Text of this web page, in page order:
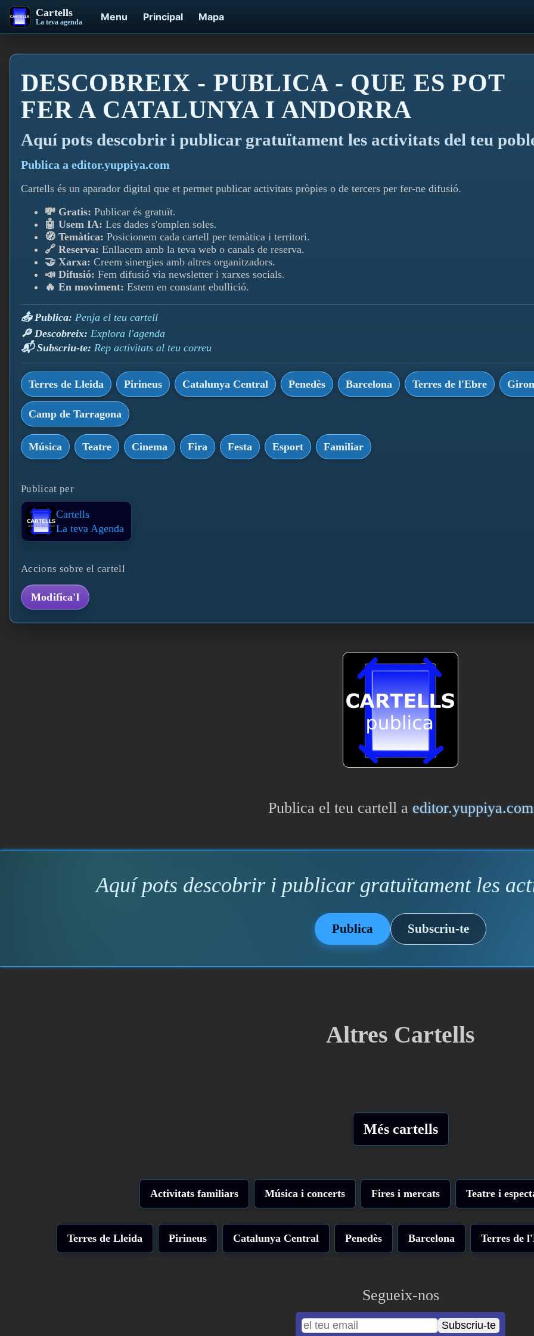
Cartells
La teva agenda Menu Principal Mapa
DESCOBREIX - PUBLICA - QUE ES POT
FER A CATALUNYA I ANDORRA
Aquí­ pots descobrir i publicar gratuïtament les activitats del teu
Publica a editor.yuppiya.com
Cartells és un aparador digital que et permet publicar activitats pròpies o de tercers per fer-ne difusió.
💸 Gratis: Publicar és gratuït.
🤖 Usem IA: Les dades s'omplen soles.
🧭 Temàtica: Posicionem cada cartell per temàtica i territori.
🔗 Reserva: Enllacem amb la teva web o canals de reserva.
🤝 Xarxa: Creem sinergies amb altres organitzadors.
📣 Difusió: Fem difusió via newsletter i xarxes socials.
🔥 En moviment: Estem en constant ebullició.
📤 Publica: Penja el teu cartell
🔎 Descobreix: Explora l'agenda
📬 Subscriu-te: Rep activitats al teu correu
Terres de Lleida Pirineus Catalunya Central Penedès Barcelona Terres de l'Ebre
Camp de Tarragona
Música Teatre Cinema Fira Festa Esport Familiar
Publicat per
Cartells
La teva Agenda
Accions sobre el cartell
Modifica'l
Publica el teu cartell aeditor.yuppiya.com
Aquí pots descobrir i publicar gratuïtament les
Publica Subscriu-te
Altres Cartells
Més cartells
Activitats familiars Música i concerts Fires i mercats Teatre i
Terres de Lleida Pirineus Catalunya Central Penedès Barcelona Terres de
Segueix-nos
Subscriu-te